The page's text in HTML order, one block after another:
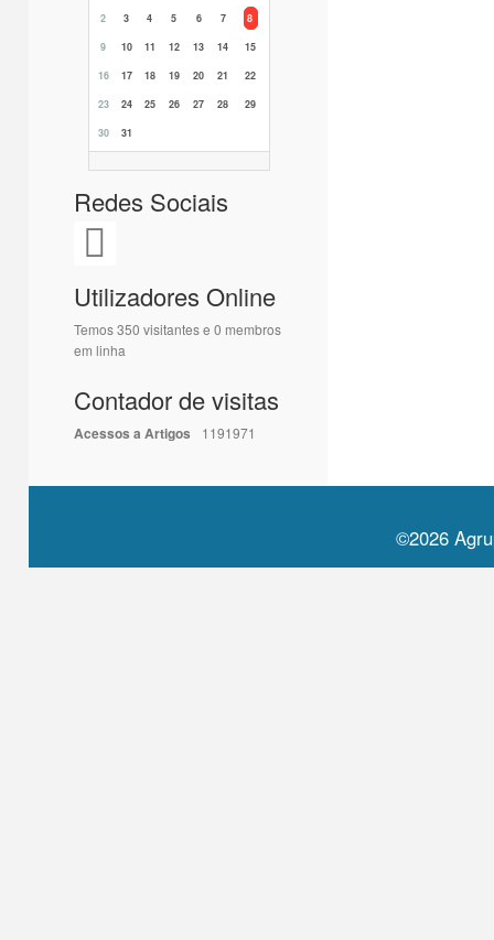
2
3 4 5 6 7
8
9
10 11 12 13 14
15
16
17 18 19 20 21
22
23
24 25 26 27 28
29
30
31
Redes Sociais
Utilizadores Online
Temos 350 visitantes e 0 membros
em linha
Contador de visitas
Acessos a Artigos 1191971
©2026